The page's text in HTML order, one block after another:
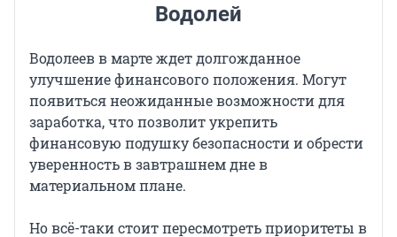
Водолей
Водолеев в марте ждет долгожданное
улучшение финансового положения. Могут
появиться неожиданные возможности для
заработка, что позволит укрепить
финансовую подушку безопасности и обрести
уверенность в завтрашнем дне в
материальном плане.
Но всё-таки стоит пересмотреть приоритеты в